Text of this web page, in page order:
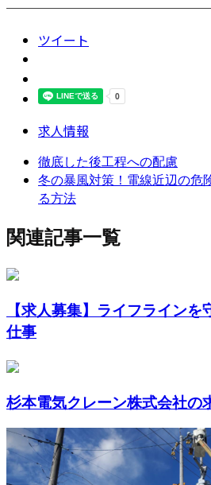
ツイート
求人情報
徹底した後工程への配慮
冬の暴風対策！電線近辺の危
る方法
関連記事一覧
【求人募集】ライフライン
仕事
杉本電気クレーン株式会社の